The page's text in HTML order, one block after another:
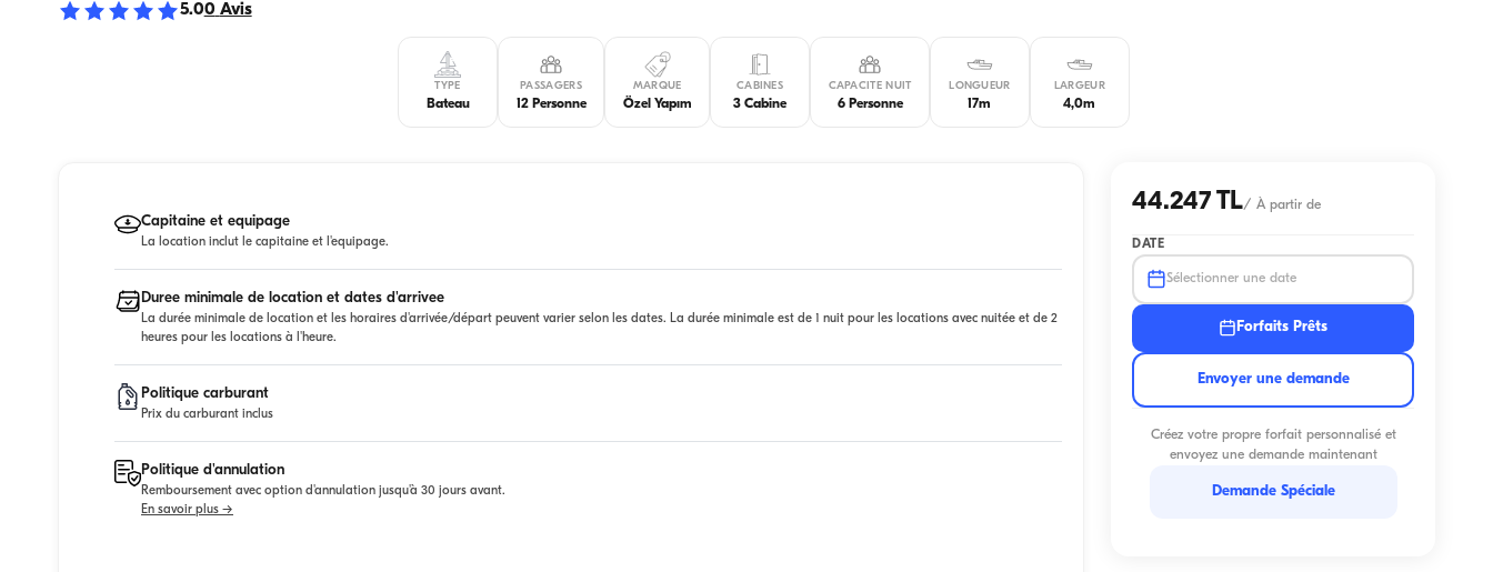
5.00 Avis
TYPE
Bateau
PASSAGERS
12 Personne
MARQUE
Özel Yapım
CABINES
3 Cabine
CAPACITE NUIT
6 Personne
LONGUEUR
17m
LARGEUR
4,0m
Capitaine et equipage
La location inclut le capitaine et l'equipage.
Duree minimale de location et dates d'arrivee
La durée minimale de location et les horaires d'arrivée/départ peuvent varier selon les dates. La durée minimale est de 1 nuit pour les locations avec nuitée et de 2
heures pour les locations à l'heure.
Politique carburant
Prix du carburant inclus
Politique d'annulation
Remboursement avec option d'annulation jusqu'à 30 jours avant.
En savoir plus →
44.247 TL/ À partir de
DATE
Sélectionner une date
Forfaits Prêts
Envoyer une demande
Créez votre propre forfait personnalisé et
envoyez une demande maintenant
Demande Spéciale